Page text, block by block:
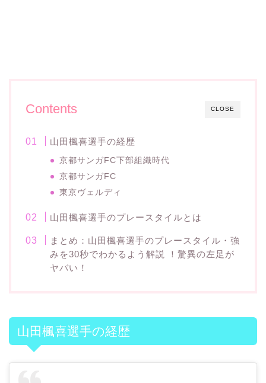
CLOSE
Contents
山田楓喜選手の経歴
京都サンガFC下部組織時代
京都サンガFC
東京ヴェルディ
山田楓喜選手のプレースタイルとは
まとめ：山田楓喜選手のプレースタイル・強
みを30秒でわかるよう解説 ！驚異の左足が
ヤバい！
山田楓喜選手の経歴